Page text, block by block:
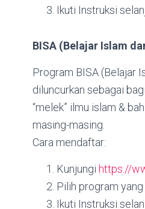
Ikuti Instruksi
BISA (Belajar Islam
Program BISA (Belajar
diluncurkan sebagai
“melek” ilmu islam &
masing-masing.
Cara mendaftar:
Kunjungi https://
Pilih program
Ikuti Instruksi